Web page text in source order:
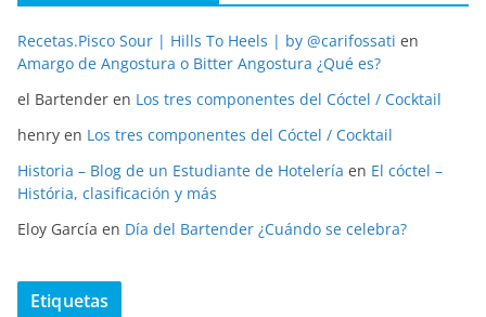
Recetas.Pisco Sour | Hills To Heels | by @carifossati en
Amargo de Angostura o Bitter Angostura ¿Qué es?
el Bartender en Los tres componentes del Cóctel / Cocktail
henry en Los tres componentes del Cóctel / Cocktail
Historia – Blog de un Estudiante de Hotelería en El cóctel –
História, clasificación y más
Eloy García en Día del Bartender ¿Cuándo se celebra?
Etiquetas